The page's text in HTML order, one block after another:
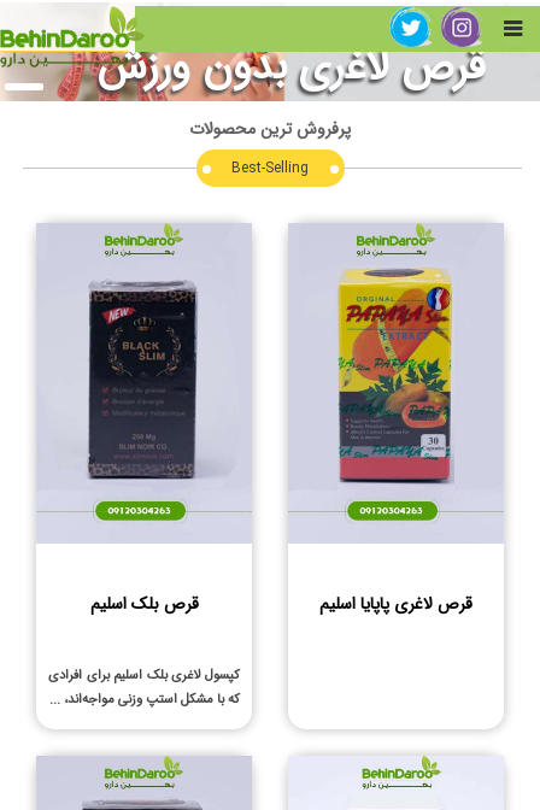
قرصلغریبدونورزش
پرفروش ترین محصولات
Best-Selling
قرص لاغری پاپایا اسلیم قرص بلک اسلیم
کپسول لاغری بلک اسلیم برای افرادی
که با مشکل استپ وزنی مواجه‌اند، ...